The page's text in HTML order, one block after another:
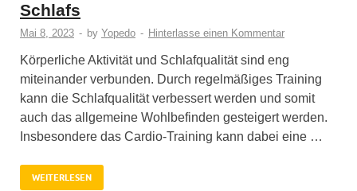
Schlafs
Mai 8, 2023 - by Yopedo - Hinterlasse einen Kommentar
Körperliche Aktivität und Schlafqualität sind eng
miteinander verbunden. Durch regelmäßiges Training
kann die Schlafqualität verbessert werden und somit
auch das allgemeine Wohlbefinden gesteigert werden.
Insbesondere das Cardio-Training kann dabei eine …
WEITERLESEN